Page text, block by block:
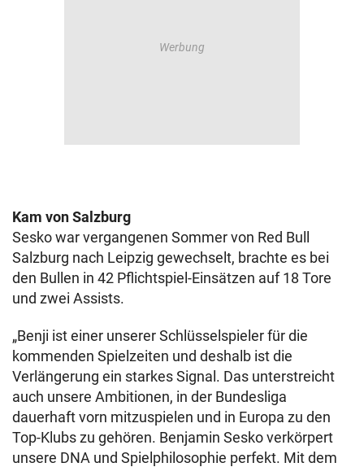
Kam von Salzburg
Sesko war vergangenen Sommer von Red Bull
Salzburg nach Leipzig gewechselt, brachte es bei
den Bullen in 42 Pflichtspiel-Einsätzen auf 18 Tore
und zwei Assists.
„Benji ist einer unserer Schlüsselspieler für die
kommenden Spielzeiten und deshalb ist die
Verlängerung ein starkes Signal. Das unterstreicht
auch unsere Ambitionen, in der Bundesliga
dauerhaft vorn mitzuspielen und in Europa zu den
Top-Klubs zu gehören. Benjamin Sesko verkörpert
unsere DNA und Spielphilosophie perfekt. Mit dem